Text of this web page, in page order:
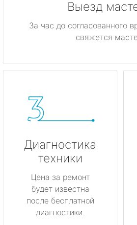
Выезд
За час до согласованного
свяжется
Диагностика
техники
Цена за ремонт
будет известна
после бесплатной
диагностики.